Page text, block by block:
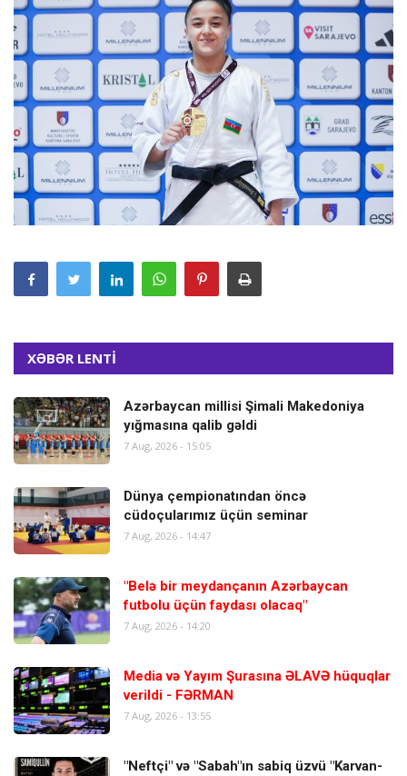
XƏBƏR LENTİ
Azərbaycan millisi Şimali Makedoniya
yığmasına qalib gəldi
7 Aug, 2026 - 15:05
Dünya çempionatından öncə
cüdoçularımız üçün seminar
7 Aug, 2026 - 14:47
"Belə bir meydançanın Azərbaycan
futbolu üçün faydası olacaq"
7 Aug, 2026 - 14:20
Media və Yayım Şurasına ƏLAVƏ hüquqlar
verildi - FƏRMAN
7 Aug, 2026 - 13:55
"Neftçi" və "Sabah"ın sabiq üzvü "Karvan-